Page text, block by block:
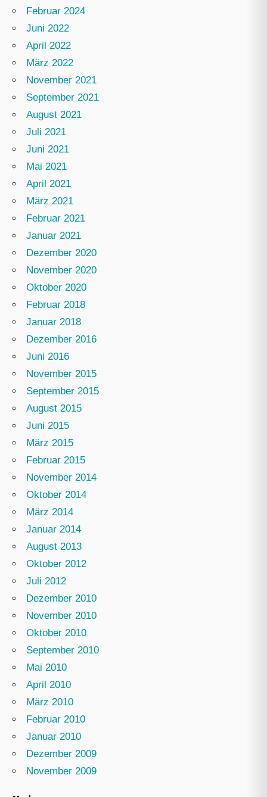
Februar 2024
Juni 2022
April 2022
März 2022
November 2021
September 2021
August 2021
Juli 2021
Juni 2021
Mai 2021
April 2021
März 2021
Februar 2021
Januar 2021
Dezember 2020
November 2020
Oktober 2020
Februar 2018
Januar 2018
Dezember 2016
Juni 2016
November 2015
September 2015
August 2015
Juni 2015
März 2015
Februar 2015
November 2014
Oktober 2014
März 2014
Januar 2014
August 2013
Oktober 2012
Juli 2012
Dezember 2010
November 2010
Oktober 2010
September 2010
Mai 2010
April 2010
März 2010
Februar 2010
Januar 2010
Dezember 2009
November 2009